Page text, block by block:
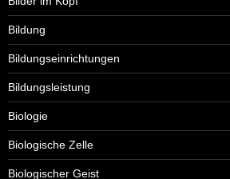
Bildung
Bildungseinrichtungen
Bildungsleistung
Biologie
Biologische Zelle
Biologischer Geist